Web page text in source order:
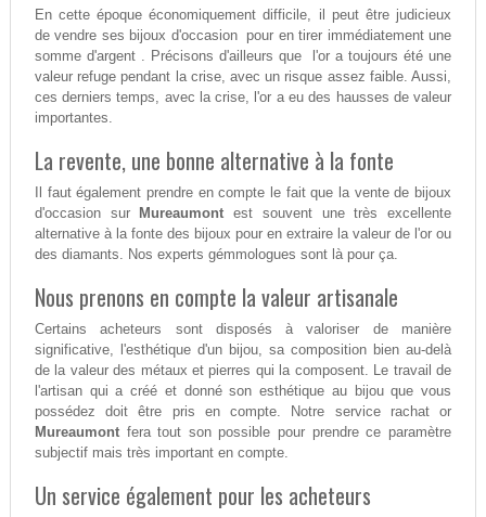
En cette époque économiquement difficile, il peut être judicieux
de vendre ses bijoux d'occasion pour en tirer immédiatement une
somme d'argent . Précisons d'ailleurs que l'or a toujours été une
valeur refuge pendant la crise, avec un risque assez faible. Aussi,
ces derniers temps, avec la crise, l'or a eu des hausses de valeur
importantes.
La revente, une bonne alternative à la fonte
Il faut également prendre en compte le fait que la vente de bijoux
d'occasion sur Mureaumont est souvent une très excellente
alternative à la fonte des bijoux pour en extraire la valeur de l'or ou
des diamants. Nos experts gémmologues sont là pour ça.
Nous prenons en compte la valeur artisanale
Certains acheteurs sont disposés à valoriser de manière
significative, l'esthétique d'un bijou, sa composition bien au-delà
de la valeur des métaux et pierres qui la composent. Le travail de
l'artisan qui a créé et donné son esthétique au bijou que vous
possédez doit être pris en compte. Notre service rachat or
Mureaumontfera tout son possible pour prendre ce paramètre
subjectif mais très important en compte.
Un service également pour les acheteurs